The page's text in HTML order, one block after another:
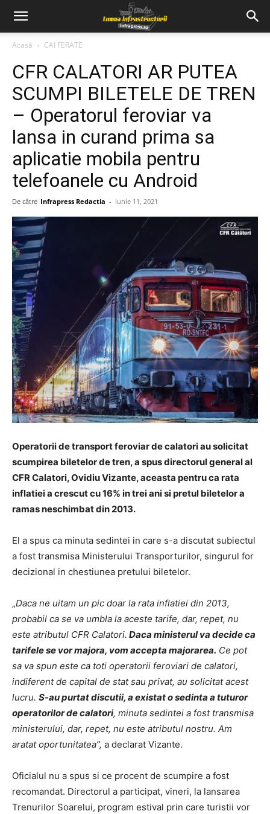
Acasă CAI FERATE
CFR CALATORI AR PUTEA
SCUMPI BILETELE DE TREN
– Operatorul feroviar va
lansa in curand prima sa
aplicatie mobila pentru
telefoanele cu Android
De către Infrapress Redactia - iunie 11, 2021
Operatorii de transport feroviar de calatori au solicitat
scumpirea biletelor de tren, a spus directorul general al
CFR Calatori, Ovidiu Vizante, aceasta pentru ca rata
inflatiei a crescut cu 16% in trei ani si pretul biletelor a
ramas neschimbat din 2013.
El a spus ca minuta sedintei in care s-a discutat subiectul
a fost transmisa Ministerului Transporturilor, singurul for
decizional in chestiunea pretului biletelor.
„Daca ne uitam un pic doar la rata inflatiei din 2013,
probabil ca se va umbla la aceste tarife, dar, repet, nu
este atributul CFR Calatori. Daca ministerul va decide ca
tarifele se vor majora, vom accepta majorarea. Ce pot
sa va spun este ca toti operatorii feroviari de calatori,
indiferent de capital de stat sau privat, au solicitat acest
lucru. S-au purtat discutii, a existat o sedinta a tuturor
operatorilor de calatori, minuta sedintei a fost transmisa
ministerului, dar, repet, nu este atributul nostru. Am
aratat oportunitatea”, a declarat Vizante.
Oficialul nu a spus si ce procent de scumpire a fost
recomandat. Directorul a participat, vineri, la lansarea
Trenurilor Soarelui, program estival prin care turistii vor